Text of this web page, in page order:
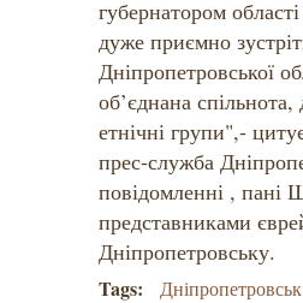
губернатором
дуже приємно
Дніпропетровської
об’єднана спільнота,
етнічні групи",-
прес-служба
повідомленні , пані
представниками
Дніпропетровську.
Tags: Дніпропетровськ